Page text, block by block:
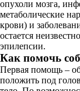
опухоли мозга,
метаболические
крови) и
остается
эпилепсии.
Как помочь
Первая помощь –
положить под